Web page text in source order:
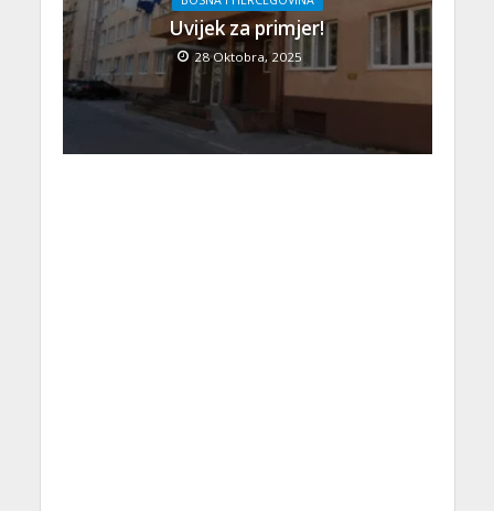
Uvijek za primjer!
28 Oktobra, 2025